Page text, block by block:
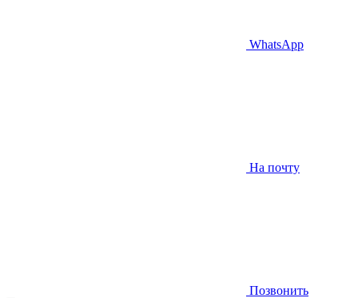
WhatsApp
На почту
Позвонить